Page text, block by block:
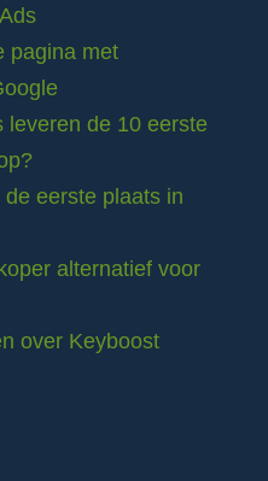
pagina met
leveren de 10 eerste
eerste plaats in
alternatief voor
over Keyboost